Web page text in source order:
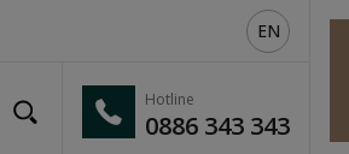
EN
Hotline
0886 343 343